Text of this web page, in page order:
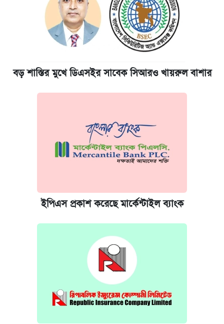
বড় শাস্তির মুখে ডিএসইর সাবেক সিআরও খায়রুল বাশার
ইপিএস প্রকাশ করেছে মার্কেন্টাইল ব্যাংক